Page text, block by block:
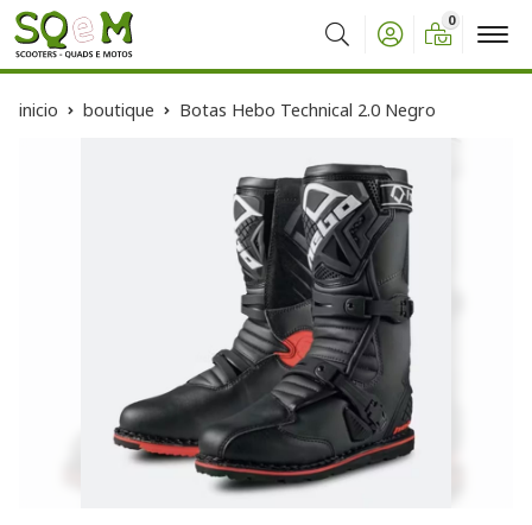
Buscar
0
inicio boutique Botas Hebo Technical 2.0 Negro